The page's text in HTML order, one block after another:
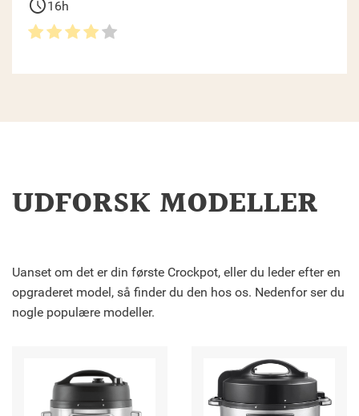
schedule16h
UDFORSK MODELLER
Uanset om det er din første Crockpot, eller du leder efter en
opgraderet model, så finder du den hos os. Nedenfor ser du
nogle populære modeller.